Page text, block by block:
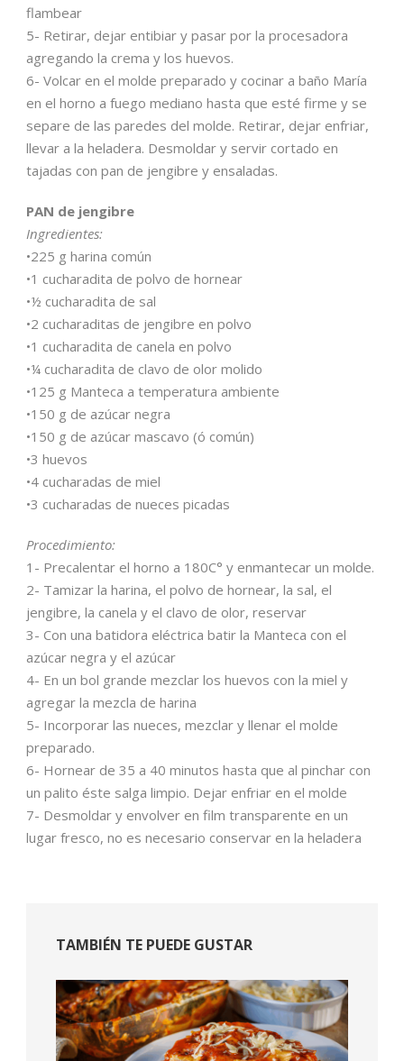
flambear
5- Retirar, dejar entibiar y pasar por la procesadora
agregando la crema y los huevos.
6- Volcar en el molde preparado y cocinar a baño María
en el horno a fuego mediano hasta que esté firme y se
separe de las paredes del molde. Retirar, dejar enfriar,
llevar a la heladera. Desmoldar y servir cortado en
tajadas con pan de jengibre y ensaladas.
PAN de jengibre
Ingredientes:
•225 g harina común
•1 cucharadita de polvo de hornear
•½ cucharadita de sal
•2 cucharaditas de jengibre en polvo
•1 cucharadita de canela en polvo
•¼ cucharadita de clavo de olor molido
•125 g Manteca a temperatura ambiente
•150 g de azúcar negra
•150 g de azúcar mascavo (ó común)
•3 huevos
•4 cucharadas de miel
•3 cucharadas de nueces picadas
Procedimiento:
1- Precalentar el horno a 180C° y enmantecar un molde.
2- Tamizar la harina, el polvo de hornear, la sal, el
jengibre, la canela y el clavo de olor, reservar
3- Con una batidora eléctrica batir la Manteca con el
azúcar negra y el azúcar
4- En un bol grande mezclar los huevos con la miel y
agregar la mezcla de harina
5- Incorporar las nueces, mezclar y llenar el molde
preparado.
6- Hornear de 35 a 40 minutos hasta que al pinchar con
un palito éste salga limpio. Dejar enfriar en el molde
7- Desmoldar y envolver en film transparente en un
lugar fresco, no es necesario conservar en la heladera
TAMBIÉN TE PUEDE GUSTAR